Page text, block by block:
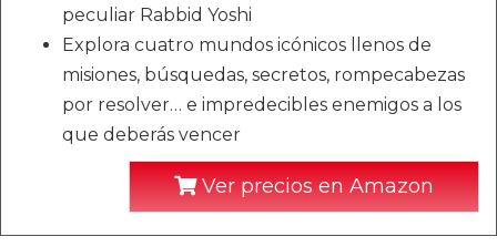
peculiar Rabbid Yoshi
Explora cuatro mundos icónicos llenos de
misiones, búsquedas, secretos, rompecabezas
por resolver… e impredecibles enemigos a los
que deberás vencer
Ver precios en Amazon